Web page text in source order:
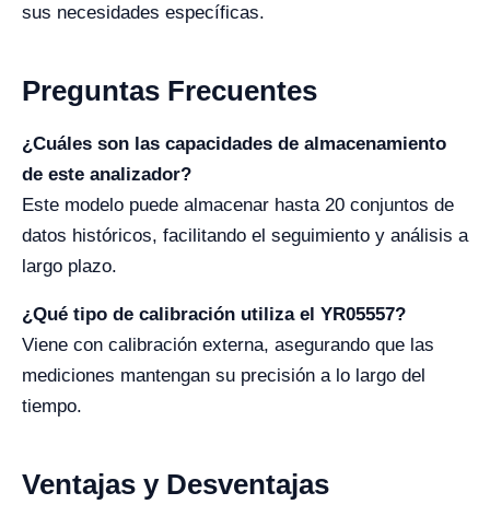
sus necesidades específicas.
Preguntas Frecuentes
¿Cuáles son las capacidades de almacenamiento
de este analizador?
Este modelo puede almacenar hasta 20 conjuntos de
datos históricos, facilitando el seguimiento y análisis a
largo plazo.
¿Qué tipo de calibración utiliza el YR05557?
Viene con calibración externa, asegurando que las
mediciones mantengan su precisión a lo largo del
tiempo.
Ventajas y Desventajas